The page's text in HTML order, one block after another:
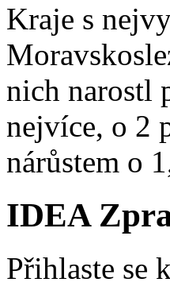
Kraje s
nich narostl
nejvíce, o 2
nárůstem o
IDEA
Přihlaste se